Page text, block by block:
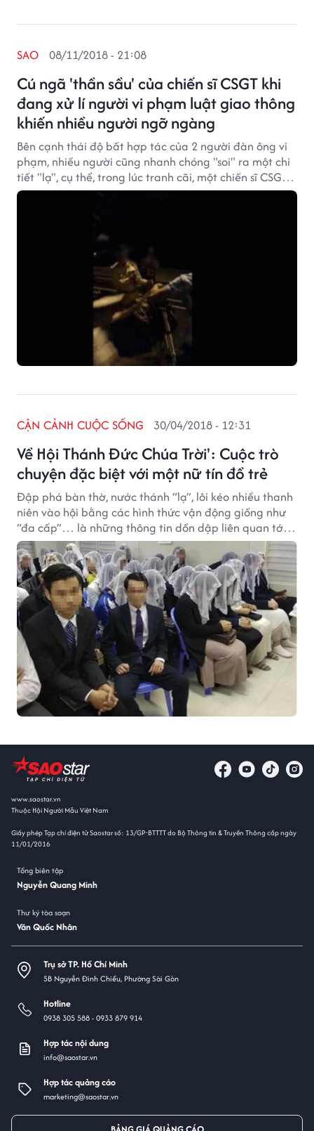
Cú ngã 'thần sầu' của chiến sĩ CSGT khi
đang xử lí người vi phạm luật giao thông
khiến nhiều người ngỡ ngàng
SAO 08/11/2018 - 21:08
Bên cạnh thái độ bất hợp tác của 2 người đàn ông vi
phạm, nhiều người cũng nhanh chóng "soi" ra một chi
tiết "lạ", cụ thể, trong lúc tranh cãi, một chiến sĩ CSGT
bám vào người đàn ông vi phạm rồi bất ngờ ngã lăn
Về Hội Thánh Đức Chúa Trời': Cuộc trò
chuyện đặc biệt với một nữ tín đồ trẻ
CẬN CẢNH CUỘC SỐNG 30/04/2018 - 12:31
Đập phá bàn thờ, nước thánh “lạ”, lôi kéo nhiều thanh
niên vào hội bằng các hình thức vận động giống như
“đa cấp”… là những thông tin dồn dập liên quan tới
“Hội Thánh Đức Chúa Trời” khiến dư luận đặc biệt lo
ngại trong suốt thời gian qua.
www.saostar.vn
Thuộc Hội Người Mẫu Việt Nam
Giấy phép Tạp chí điện tử Saostar số: 13/GP-BTTTT do Bộ Thông tin & Truyền Thông cấp ngày
11/01/2016
Tổng biên tập
Nguyễn Quang Minh
Thư ký tòa soạn
Văn Quốc Nhân
Trụ sở TP. Hồ Chí Minh
5B Nguyễn Đình Chiểu, Phường Sài Gòn
Hotline
0938 305 588 -0933 879 914
Hợp tác nội dung
info@saostar.vn
Hợp tác quảng cáo
marketing@saostar.vn